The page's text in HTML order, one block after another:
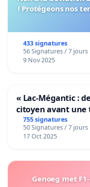
! Protégeons nos
433 signatures
56 Signatures / 7 jours
9 Nov 2025
« Lac-Mégantic :
citoyen avant
de notre territoire »
755 signatures
50 Signatures / 7 jours
17 Oct 2025
Genoeg met